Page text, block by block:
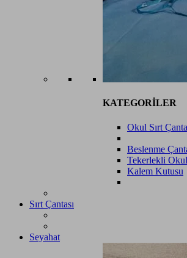
KATEGORİLER
Okul Sırt
Beslenme
Tekerlekli Okul
Kalem Kutusu
Sırt Çantası
Seyahat